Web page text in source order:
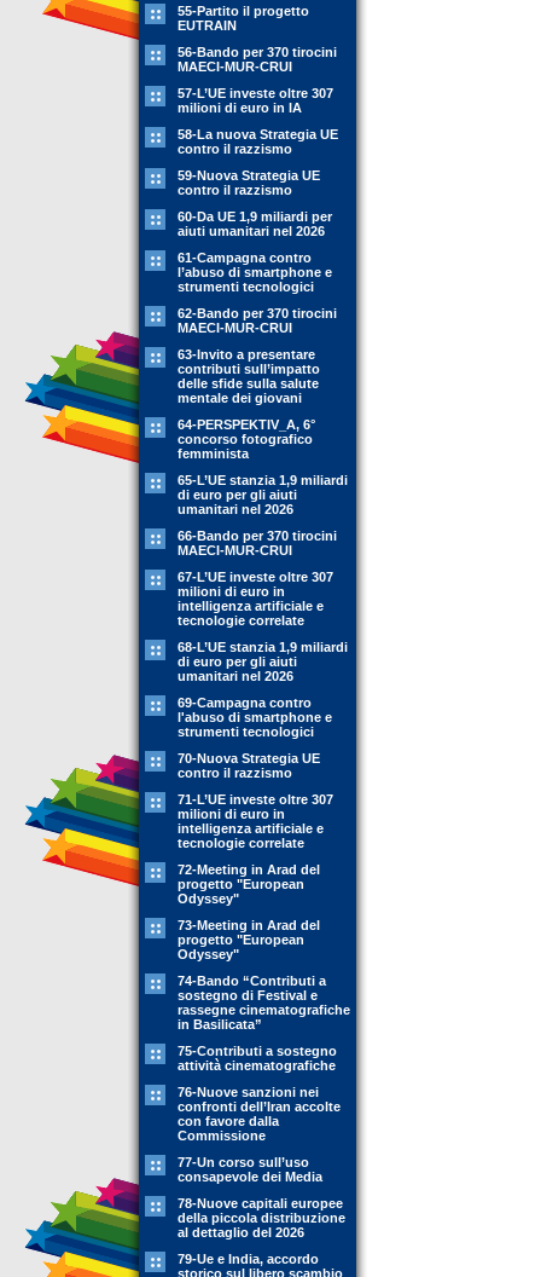
55-Partito il progetto
EUTRAIN
56-Bando per 370 tirocini
MAECI-MUR-CRUI
57-L’UE investe oltre 307
milioni di euro in IA
58-La nuova Strategia UE
contro il razzismo
59-Nuova Strategia UE
contro il razzismo
60-Da UE 1,9 miliardi per
aiuti umanitari nel 2026
61-Campagna contro
l’abuso di smartphone e
strumenti tecnologici
62-Bando per 370 tirocini
MAECI-MUR-CRUI
63-Invito a presentare
contributi sull’impatto
delle sfide sulla salute
mentale dei giovani
64-PERSPEKTIV_A, 6°
concorso fotografico
femminista
65-L’UE stanzia 1,9 miliardi
di euro per gli aiuti
umanitari nel 2026
66-Bando per 370 tirocini
MAECI-MUR-CRUI
67-L’UE investe oltre 307
milioni di euro in
intelligenza artificiale e
tecnologie correlate
68-L’UE stanzia 1,9 miliardi
di euro per gli aiuti
umanitari nel 2026
69-Campagna contro
l'abuso di smartphone e
strumenti tecnologici
70-Nuova Strategia UE
contro il razzismo
71-L’UE investe oltre 307
milioni di euro in
intelligenza artificiale e
tecnologie correlate
72-Meeting in Arad del
progetto "European
Odyssey"
73-Meeting in Arad del
progetto "European
Odyssey"
74-Bando “Contributi a
sostegno di Festival e
rassegne cinematografiche
in Basilicata”
75-Contributi a sostegno
attività cinematografiche
76-Nuove sanzioni nei
confronti dell’Iran accolte
con favore dalla
Commissione
77-Un corso sull’uso
consapevole dei Media
78-Nuove capitali europee
della piccola distribuzione
al dettaglio del 2026
79-Ue e India, accordo
storico sul libero scambio